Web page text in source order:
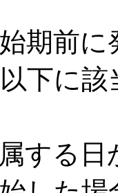
期前
下に
する